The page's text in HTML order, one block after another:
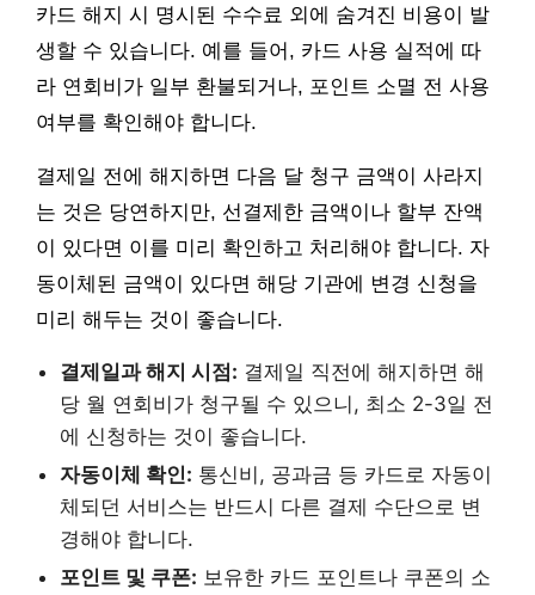
카드 해지 시 명시된 수수료 외에 숨겨진 비용이 발
생할 수 있습니다. 예를 들어, 카드 사용 실적에 따
라 연회비가 일부 환불되거나, 포인트 소멸 전 사용
여부를 확인해야 합니다.
결제일 전에 해지하면 다음 달 청구 금액이 사라지
는 것은 당연하지만, 선결제한 금액이나 할부 잔액
이 있다면 이를 미리 확인하고 처리해야 합니다. 자
동이체된 금액이 있다면 해당 기관에 변경 신청을
미리 해두는 것이 좋습니다.
결제일과 해지 시점: 결제일 직전에 해지하면 해
당 월 연회비가 청구될 수 있으니, 최소 2-3일 전
에 신청하는 것이 좋습니다.
자동이체 확인: 통신비, 공과금 등 카드로 자동이
체되던 서비스는 반드시 다른 결제 수단으로 변
경해야 합니다.
포인트 및 쿠폰: 보유한 카드 포인트나 쿠폰의 소